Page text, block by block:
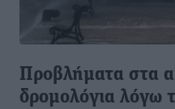
Προβλήματα στα
δρομολόγια λόγω